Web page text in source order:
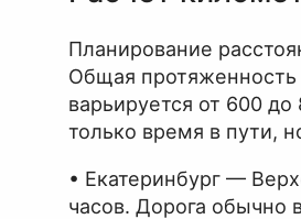
Планирование
Общая протяженность
варьируется от 600
только время в пути,
• Екатеринбург —
часов. Дорога обычно